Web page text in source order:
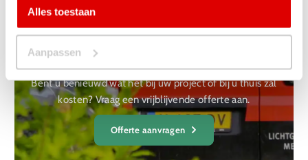
Alles toestaan
Aanpassen
Ja, ik wil een
vrijblijvende
offerte ontvangen
Bent u benieuwd wat het bij uw project of bij u thuis zal
kosten? Vraag een vrijblijvende offerte aan.
Offerte aanvragen